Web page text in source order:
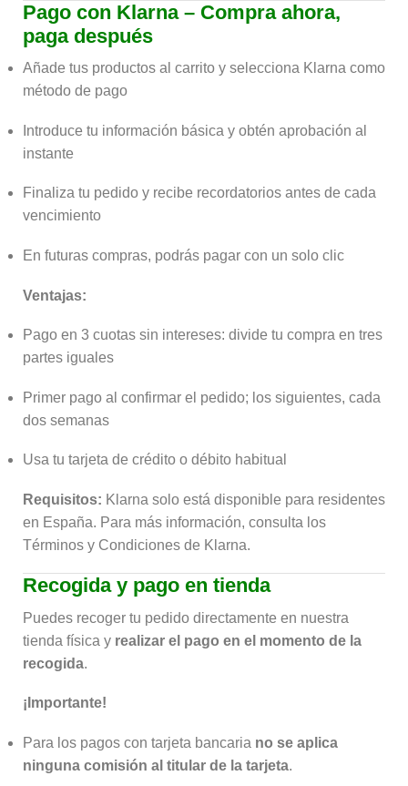
Pago con Klarna – Compra ahora,
paga después
Añade tus productos al carrito y selecciona Klarna como
método de pago
Introduce tu información básica y obtén aprobación al
instante
Finaliza tu pedido y recibe recordatorios antes de cada
vencimiento
En futuras compras, podrás pagar con un solo clic
Ventajas:
Pago en 3 cuotas sin intereses: divide tu compra en tres
partes iguales
Primer pago al confirmar el pedido; los siguientes, cada
dos semanas
Usa tu tarjeta de crédito o débito habitual
Requisitos: Klarna solo está disponible para residentes
en España. Para más información, consulta los
Términos y Condiciones de Klarna.
Recogida y pago en tienda
Puedes recoger tu pedido directamente en nuestra
tienda física y realizar el pago en el momento de la
recogida.
¡Importante!
Para los pagos con tarjeta bancaria no se aplica
ninguna comisión al titular de la tarjeta.